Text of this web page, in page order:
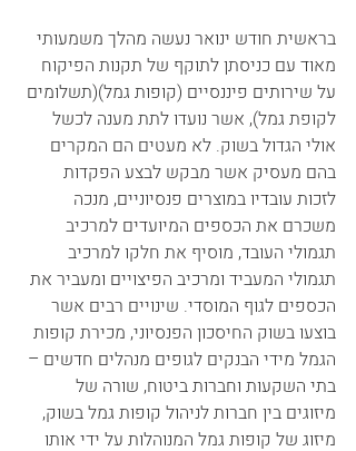
בראשית חודש ינואר נעשה מהלך משמעותי
מאוד עם כניסתן לתוקף של תקנות הפיקוח
על שירותים פיננסיים (קופות גמל)(תשלומים
לקופת גמל), אשר נועדו לתת מענה לכשל
אולי הגדול בשוק. לא מעטים הם המקרים
בהם מעסיק אשר מבקש לבצע הפקדות
לזכות עובדיו במוצרים פנסיוניים, מנכה
משכרם את הכספים המיועדים למרכיב
תגמולי העובד, מוסיף את חלקו למרכיב
תגמולי המעביד ומרכיב הפיצויים ומעביר את
הכספים לגוף המוסדי. שינויים רבים אשר
בוצעו בשוק החיסכון הפנסיוני, מכירת קופות
הגמל מידי הבנקים לגופים מנהלים חדשים –
בתי השקעות וחברות ביטוח, שורה של
מיזוגים בין חברות לניהול קופות גמל בשוק,
מיזוג של קופות גמל המנוהלות על ידי אותו